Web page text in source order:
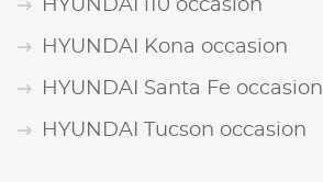
HYUNDAI i10 occasion
HYUNDAI Kona occasion
HYUNDAI Santa Fe occasion
HYUNDAI Tucson occasion